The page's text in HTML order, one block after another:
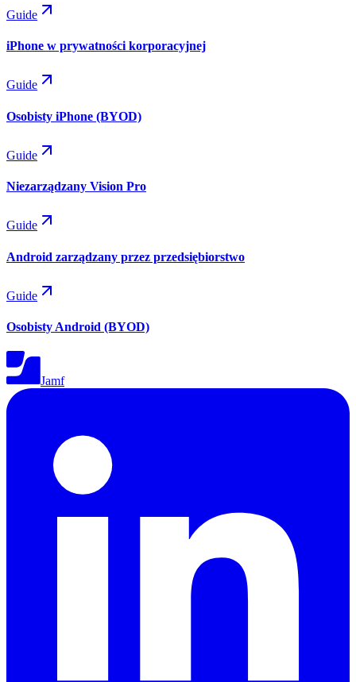
Guide
iPhone w prywatności korporacyjnej
Guide
Osobisty iPhone (BYOD)
Guide
Niezarządzany Vision Pro
Guide
Android zarządzany przez przedsiębiorstwo
Guide
Osobisty Android (BYOD)
Jamf